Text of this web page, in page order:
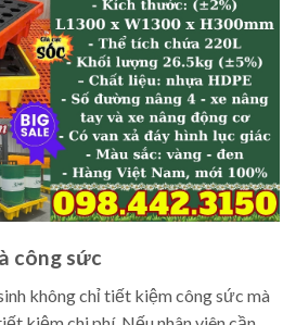
công sức
không chỉ tiết kiệm công sức mà